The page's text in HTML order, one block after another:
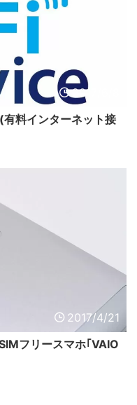
2017/6/8
料インターネット接
2017/4/21
フリースマホ｢VAIO